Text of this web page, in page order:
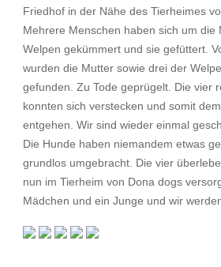
Friedhof in der Nähe des Tierheimes
Mehrere Menschen haben sich um die
Welpen gekümmert und sie gefüttert.
wurden die Mutter sowie drei der
gefunden. Zu Tode geprügelt. Die vier
konnten sich verstecken und somit
entgehen. Wir sind wieder einmal
Die Hunde haben niemandem etwas
grundlos umgebracht. Die vier
nun im Tierheim von Dona dogs
Mädchen und ein Junge und wir